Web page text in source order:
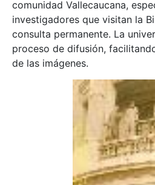
comunidad Vallecaucana,
investigadores que visitan la
consulta permanente. La
proceso de difusión,
de las imágenes.